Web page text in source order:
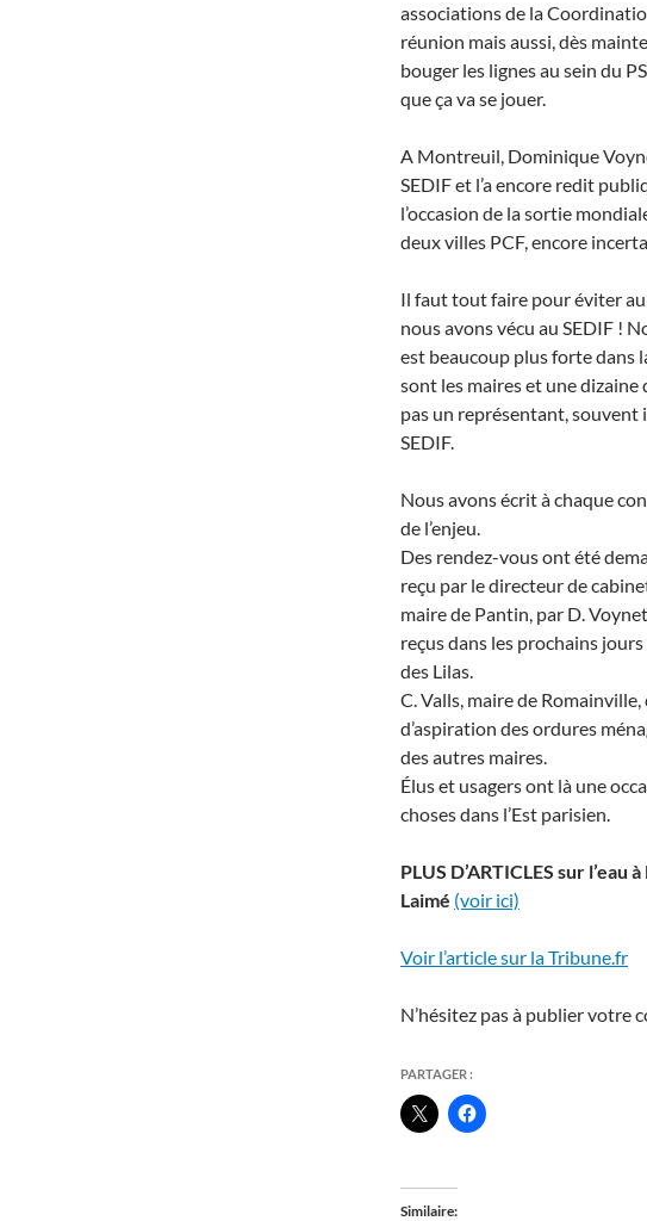
associations de la
réunion mais aussi, dès
bouger les lignes au sein du
que ça va se jouer.
A Montreuil, Dominique
SEDIF et l’a encore redit
l’occasion de la sortie
deux villes PCF, encore
Il faut tout faire pour éviter au
nous avons vécu au SEDIF !
est beaucoup plus forte dans
sont les maires et une dizaine
pas un représentant, souvent
SEDIF.
Nous avons écrit à chaque
de l’enjeu.
Des rendez-vous ont été
reçu par le directeur de
maire de Pantin, par D.
reçus dans les prochains
des Lilas.
C. Valls, maire de
d’aspiration des ordures
des autres maires.
Élus et usagers ont là une
choses dans l’Est parisien.
PLUS D’ARTICLES sur l’eau
Laimé (voir ici)
Voir l’article sur la Tribune.fr
N’hésitez pas à publier votre
PARTAGER :
Similaire